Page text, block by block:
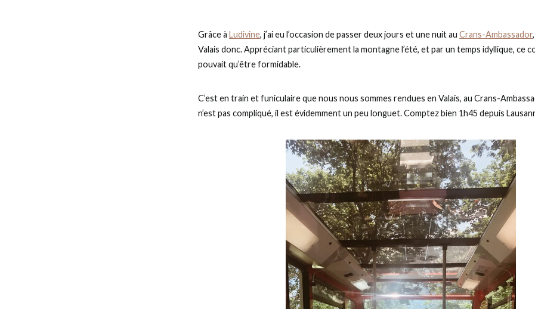
Grâce à Ludivine, j’ai eu l’occasion de passer deux jours et une nuit au Crans-Ambassador
Valais donc. Appréciant particulièrement la montagne l’été, et par un temps idyllique, ce
pouvait qu’être formidable.
C’est en train et funiculaire que nous nous sommes rendues en Valais, au Crans-
n’est pas compliqué, il est évidemment un peu longuet. Comptez bien 1h45 depuis